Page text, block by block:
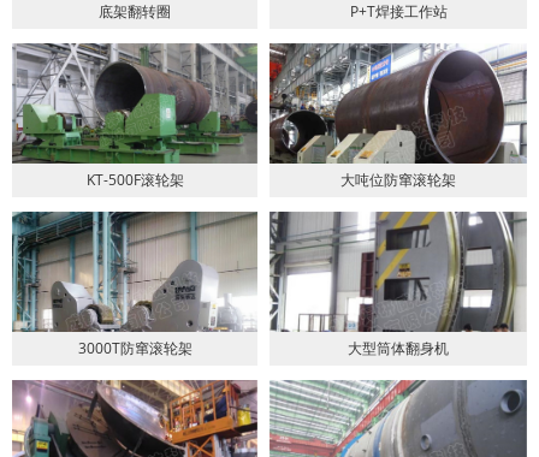
底架翻转圈 P+T焊接工作站
KT-500F滚轮架 大吨位防窜滚轮架
3000T防窜滚轮架 大型筒体翻身机